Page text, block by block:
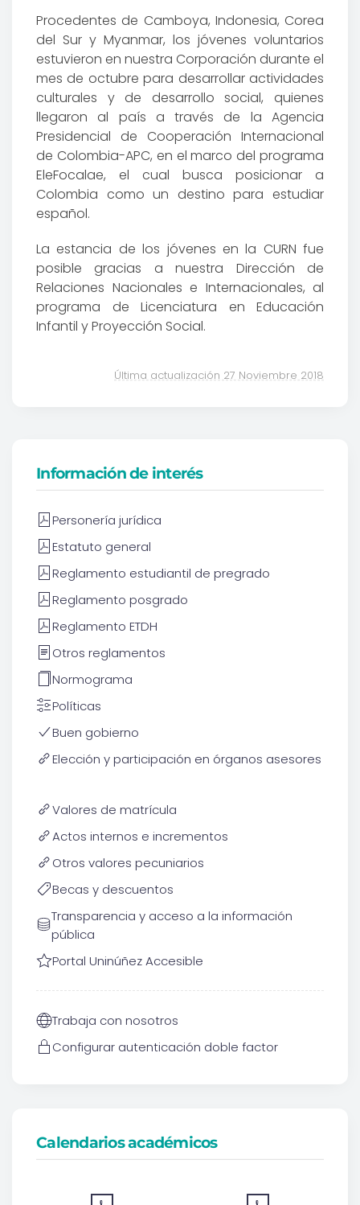
Procedentes de Camboya, Indonesia, Corea
del Sur y Myanmar, los jóvenes voluntarios
estuvieron en nuestra Corporación durante el
mes de octubre para desarrollar actividades
culturales y de desarrollo social, quienes
llegaronal país a través de la Agencia
Presidencial de Cooperación Internacional
de Colombia-APC, en el marco del programa
EleFocalae, el cual busca posicionar a
Colombia como un destino para estudiar
español.
La estancia de los jóvenes en la CURN fue
posible gracias a nuestra Dirección de
Relaciones Nacionales e Internacionales, al
programa de Licenciatura en Educación
Infantil y Proyección Social.
Última actualización 27 Noviembre 2018
Información de interés
Personería jurídica
Estatuto general
Reglamento estudiantil de pregrado
Reglamento posgrado
Reglamento ETDH
Otros reglamentos
Normograma
Políticas
Buen gobierno
Elección y participación en órganos asesores
Valores de matrícula
Actos internos e incrementos
Otros valores pecuniarios
Becas y descuentos
Transparencia y acceso a la información
pública
Portal Uninúñez Accesible
Trabaja con nosotros
Configurar autenticación doble factor
Calendarios académicos